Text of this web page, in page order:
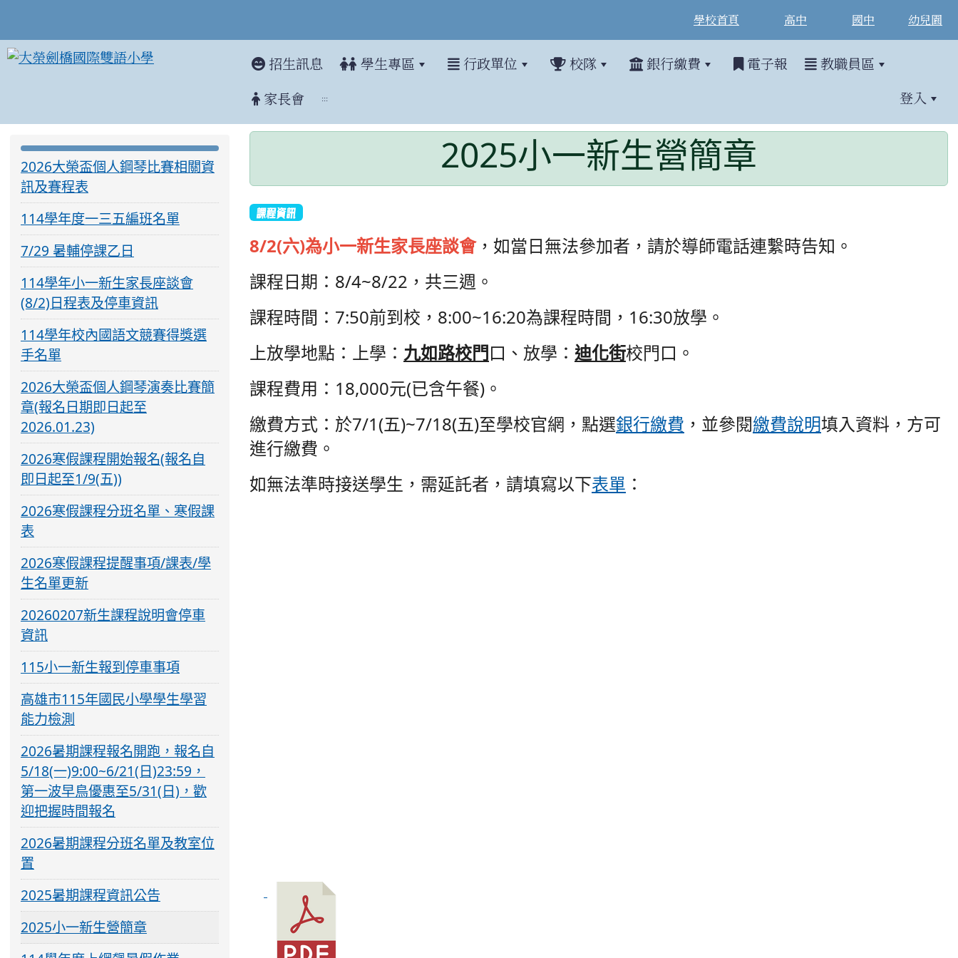
學校首頁 高中 國中 幼兒園
招生訊息 學生專區 行政單位 校隊 銀行繳費 電子報 教職員區
家長會 ::: 登入
:::
2025小一新生營簡章2025小一新生營簡章
課程資訊
8/2(六)為小一新生家長座談會，如當日無法參加者，請於導師電話連繫時告知。
課程日期：8/4~8/22，共三週 。
課程時間：7:50前到校，8:00~16:20為課程時間，16:30放學 。
上放學地點：上學： 九如路校門口、放學： 迪化街校門口。
課程費用：18,000元(已含午餐) 。
繳費方式：於7/1(五)~7/18(五)至學校官網，點選銀行繳費 ，並參閱繳費說明填入資料，方可
進行繳費。
如無法準時接送學生，需延託者，請填寫以下表單 ：
2026大榮盃個人鋼琴比賽相關資
訊及賽程表
114學年度一三五編班名單
7/29 暑輔停課乙日
114學年小一新生家長座談會
(8/2)日程表及停車資訊
114學年校內國語文競賽得獎選
手名單
2026大榮盃個人鋼琴演奏比賽簡
章(報名日期即日起至
2026.01.23)
2026寒假課程開始報名(報名自
即日起至1/9(五))
2026寒假課程分班名單、寒假課
表
2026寒假課程提醒事項/課表/學
生名單更新
20260207新生課程說明會停車
資訊
115小一新生報到停車事項
高雄市115年國民小學學生學習
能力檢測
2026暑期課程報名開跑，報名自
5/18(一)9:00~6/21(日)23:59，
第一波早鳥優惠至5/31(日)，歡
迎把握時間報名
2026暑期課程分班名單及教室位
置
2025暑期課程資訊公告
2025小一新生營簡章